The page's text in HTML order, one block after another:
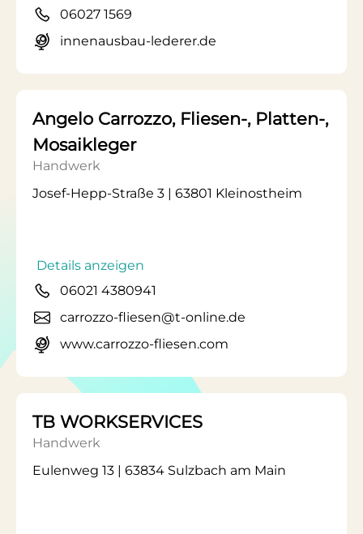
06027 1569
innenausbau-lederer.de
Angelo Carrozzo, Fliesen-, Platten-,
Mosaikleger
Handwerk
Josef-Hepp-Straße 3 | 63801 Kleinostheim
Details anzeigen
06021 4380941
carrozzo-fliesen@t-online.de
www.carrozzo-fliesen.com
TB WORKSERVICES
Handwerk
Eulenweg 13 | 63834 Sulzbach am Main